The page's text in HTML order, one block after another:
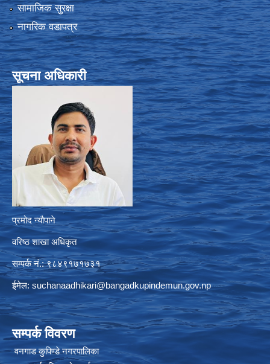
सामाजिक सुरक्षा
नागरिक वडापत्र
सूचना अधिकारी
प्रमोद न्यौपाने
वरिष्ठ शाखा अधिकृत
सम्पर्क नं.: ९८४९१७१७३१
ईमेल: suchanaadhikari@bangadkupindemun.gov.np
सम्पर्क विवरण
वनगाड कुपिण्डे नगरपालिका